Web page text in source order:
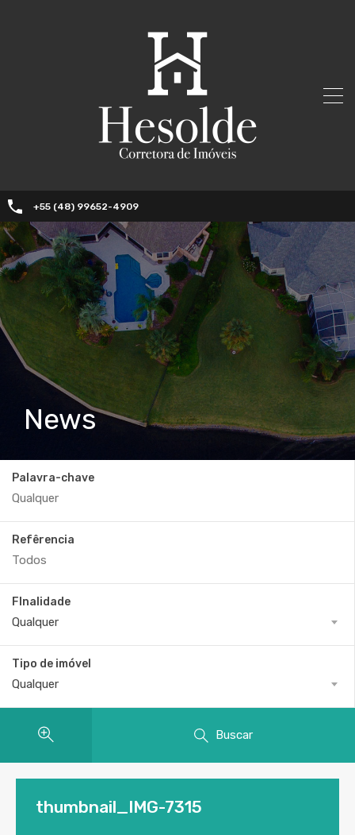
+55 (48) 99652-4909
News
Palavra-chave
Refêrencia
FInalidade
Qualquer
Tipo de imóvel
Qualquer
Buscar
thumbnail_IMG-7315